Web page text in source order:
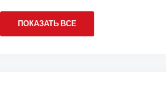
ПОКАЗАТЬ ВСЕ